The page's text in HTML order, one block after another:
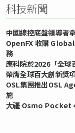
科技新聞
中國線控底盤領導者
OpenFX 收購
務
應科院於2026「全球
榮膺全球百大創新獎
OSL集團推出OSL
施
大疆 Osmo Pocket